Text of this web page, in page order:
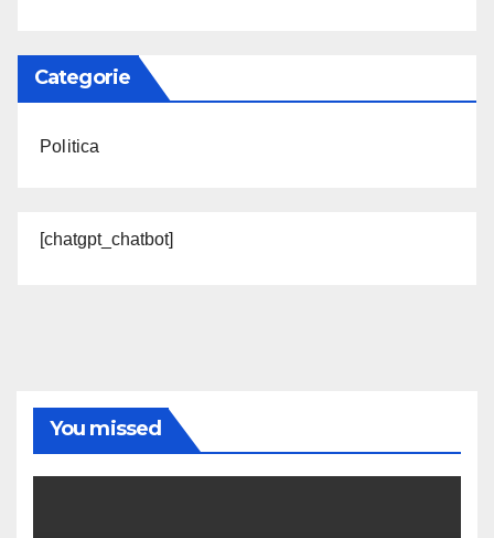
Categorie
Politica
[chatgpt_chatbot]
You missed